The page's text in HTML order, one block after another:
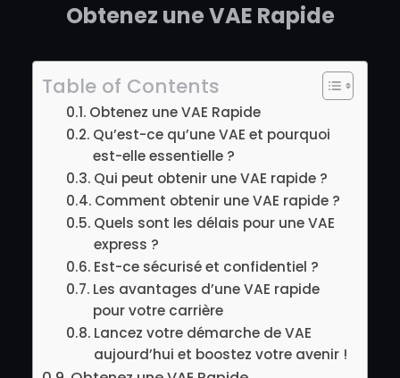
Obtenez une VAE Rapide
Table of Contents
Obtenez une VAE Rapide
Qu’est-ce qu’une VAE et pourquoi
est-elle essentielle ?
Qui peut obtenir une VAE rapide ?
Comment obtenir une VAE rapide ?
Quels sont les délais pour une VAE
express ?
Est-ce sécurisé et confidentiel ?
Les avantages d’une VAE rapide
pour votre carrière
Lancez votre démarche de VAE
aujourd’hui et boostez votre avenir !